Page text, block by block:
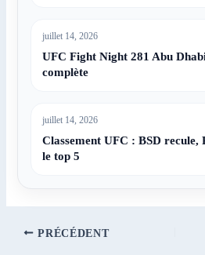
juillet 14, 2026
UFC Fight Night 281 Abu
complète
juillet 14, 2026
Classement UFC : BSD recule,
le top 5
PRÉCÉDENT